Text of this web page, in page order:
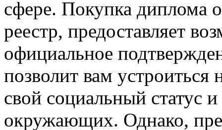
сфере. Покупка диплома
реестр, предоставляет
официальное
позволит вам
свой социальный статус
окружающих. Однако,